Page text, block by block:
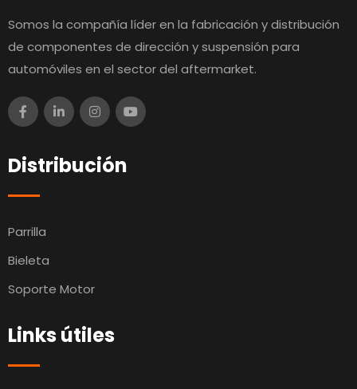
Somos la compañía líder en la fabricación y distribución
de componentes de dirección y suspensión para
automóviles en el sector del aftermarket.
Distribución
Parrilla
Bieleta
Soporte Motor
Links útiles